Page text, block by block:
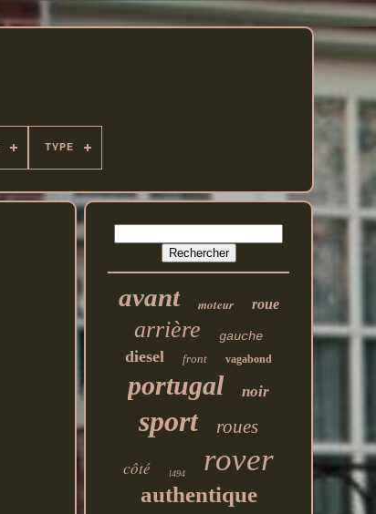
TYPE
avant moteur roue
arrière gauche
diesel front vagabond
portugal noir
sport roues
côté l494 rover
authentique